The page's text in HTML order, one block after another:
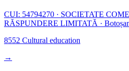
CUI: 54794270 · SOCIETATE
RĂSPUNDERE LIMITATĂ ·
8552 Cultural education
→